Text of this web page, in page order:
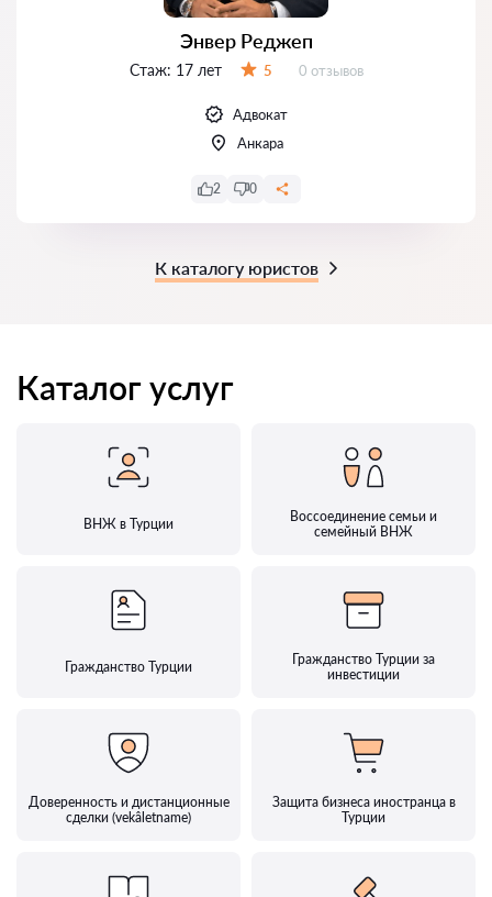
Энвер Реджеп
Стаж: 17 лет 5 Отзывов:
0 отзывов
Адвокат
Анкара
2 0
К каталогу юристов
Каталог услуг
ВНЖ в Турции
Воссоединение семьи и
семейный ВНЖ
Гражданство Турции
Гражданство Турции за
инвестиции
Доверенность и дистанционные
сделки (vekâletname)
Защита бизнеса иностранца в
Турции